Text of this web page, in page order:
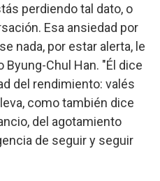
perdiendo tal dato, o
Esa ansiedad por
nada, por estar alerta, le
Chul Han. "Él dice
del rendimiento: valés
como también dice
del agotamiento
de seguir y seguir